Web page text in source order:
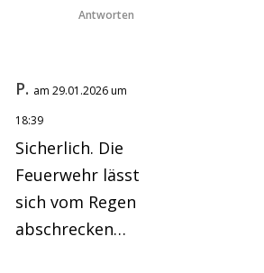
Antworten
P. am 29.01.2026 um
18:39
Sicherlich. Die
Feuerwehr lässt
sich vom Regen
abschrecken…